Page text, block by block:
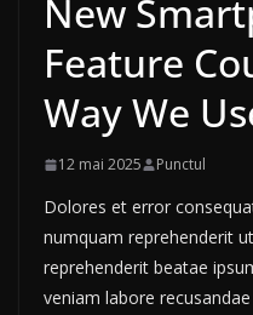
New
Feature
Way We
12 mai 2025 Punctul
Dolores et error
numquam reprehenderit
reprehenderit beatae
veniam labore